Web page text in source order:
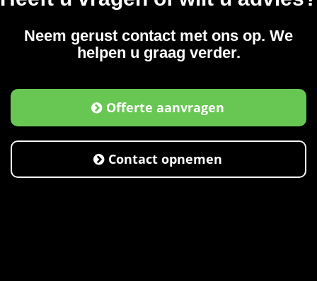
Neem gerust contact met ons op. We
helpen u graag verder.
Offerte aanvragen
Contact opnemen